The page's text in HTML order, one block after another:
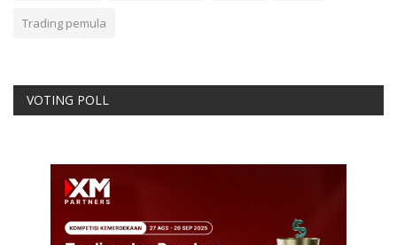
Trading pemula
VOTING POLL